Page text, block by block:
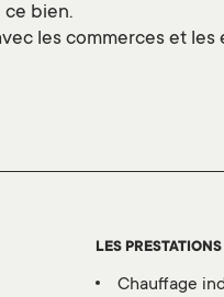
ce bien.
les commerces et
LES PRESTATIONS